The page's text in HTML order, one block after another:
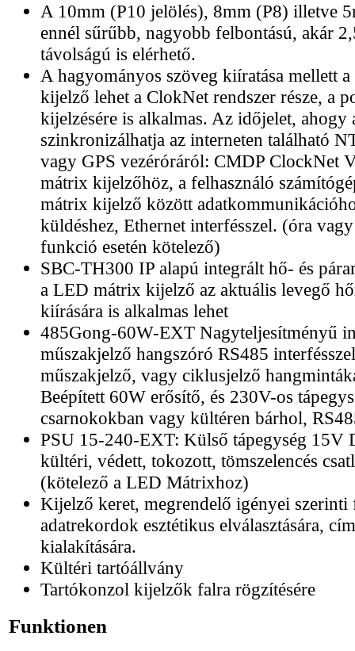
A 10mm (P10 jelölés), 8mm (P8) illetve
ennél sűrűbb, nagyobb felbontású, akár
távolságú is elérhető.
A hagyományos szöveg kiíratása mellett
kijelző lehet a ClokNet rendszer része, a
kijelzésére is alkalmas. Az időjelet, ahogy
szinkronizálhatja az interneten található
vagy GPS vezéróráról: CMDP ClockNet
mátrix kijelzőhöz, a felhasználó
mátrix kijelző között
küldéshez, Ethernet interfésszel. (óra
funkció esetén kötelező)
SBC-TH300 IP alapú integrált hő- és
a LED mátrix kijelző az aktuális levegő
kiírására is alkalmas lehet
485Gong-60W-EXT Nagyteljesítményű
műszakjelző hangszóró RS485
műszakjelző, vagy ciklusjelző
Beépített 60W erősítő, és 230V-os
csarnokokban vagy kültéren bárhol,
PSU 15-240-EXT: Külső tápegység 15V
kültéri, védett, tokozott, tömszelencés
(kötelező a LED Mátrixhoz)
Kijelző keret, megrendelő igényei szerinti
adatrekordok esztétikus elválasztására,
kialakítására.
Kültéri tartóállvány
Tartókonzol kijelzők falra rögzítésére
Funktionen